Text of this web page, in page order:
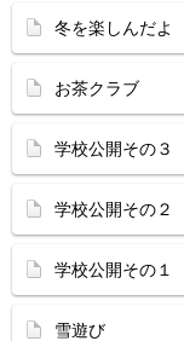
冬を楽しんだよ
お茶クラブ
学校公開その３
学校公開その２
学校公開その
雪遊び